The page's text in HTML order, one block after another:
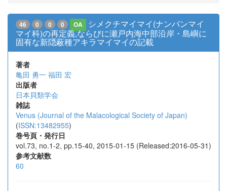
46 0 0 0 OA
シメクチマイマイ(ナンバンマイ
マイ科)の再定義,ならびに瀬戸内海中部沿岸・島嶼に
固有な新隠蔽種アキラマイマイの記載
著者
亀田 勇一 福田 宏
出版者
日本貝類学会
雑誌
Venus (Journal of the Malacological Society of Japan)
(ISSN:13482955)
巻号頁・発行日
vol.73, no.1-2, pp.15-40, 2015-01-15 (Released:2016-05-31)
参考文献数
60